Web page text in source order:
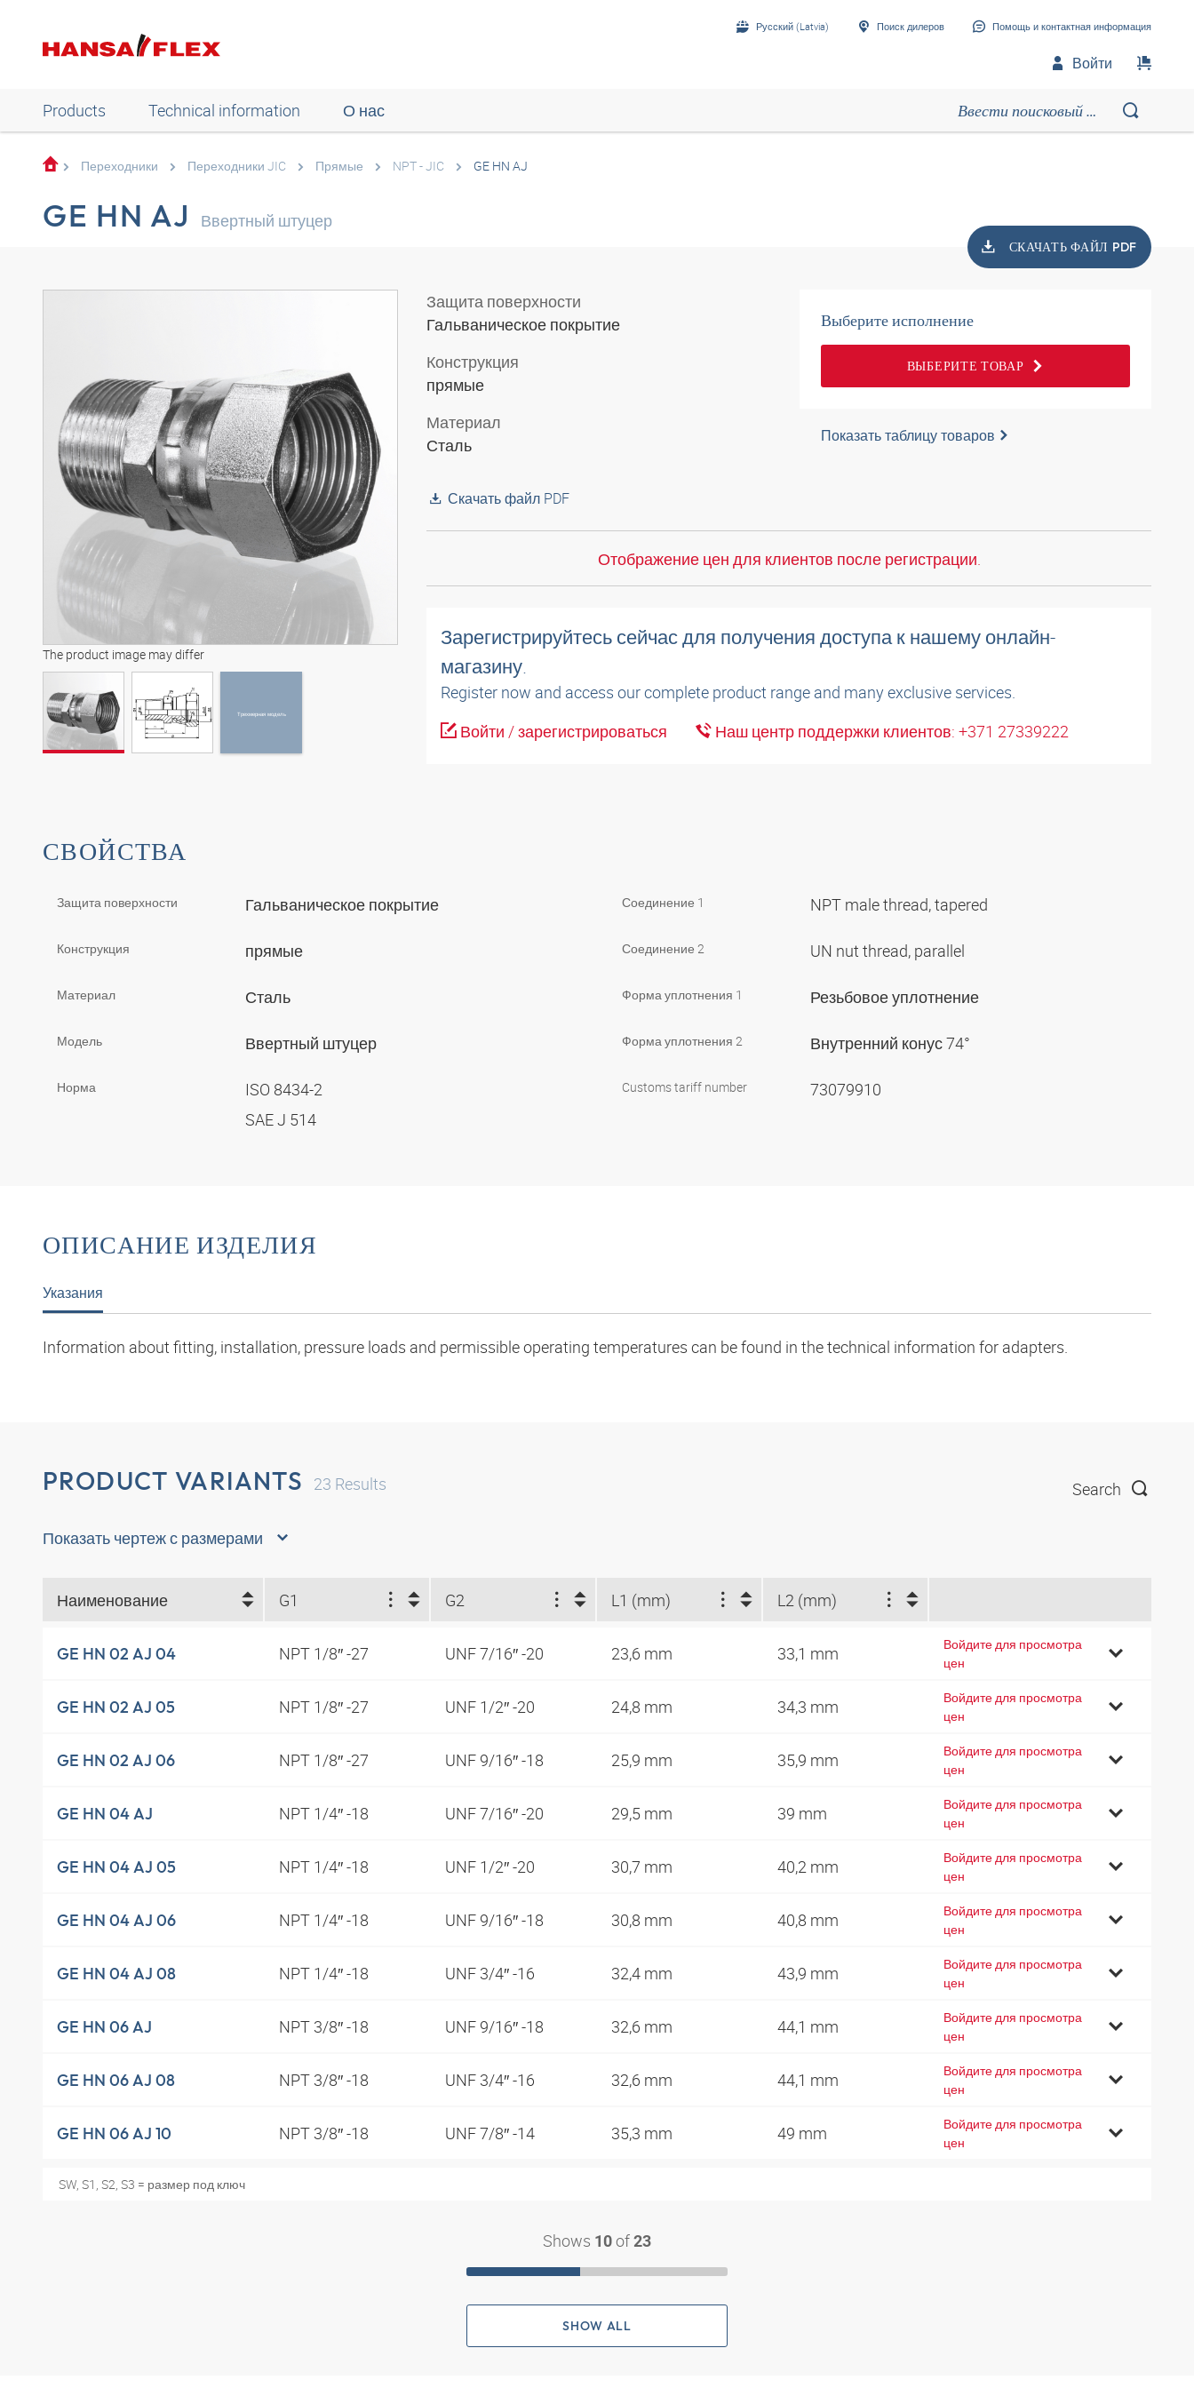
Русский (Latvia) Поиск дилеров Помощь и контактная информация
Войти
Products Technical information О нас
Переходники Переходники JIC Прямые NPT - JIC GE HN AJ
GE HN AJ Ввертный штуцер
СКАЧАТЬ ФАЙЛ PDF
The product image may differ
Трехмерная модель
Трехмерная модель
Защита поверхности
Гальваническое покрытие
Конструкция
прямые
Материал
Сталь
Скачать файл PDF
Выберите исполнение
ВЫБЕРИТЕ ТОВАР
Показать таблицу товаров
Отображение цен для клиентов после регистрации.
Зарегистрируйтесь сейчас для получения доступа к нашему онлайн-
магазину.
Register now and access our complete product range and many exclusive services.
Войти / зарегистрироваться
Наш центр поддержки клиентов: +371 27339222
СВОЙСТВА
Защита поверхности Гальваническое покрытие
Конструкция прямые
Материал Сталь
Модель Ввертный штуцер
Норма
ISO 8434-2
SAE J 514
Соединение 1 NPT male thread, tapered
Соединение 2 UN nut thread, parallel
Форма уплотнения 1 Резьбовое уплотнение
Форма уплотнения 2 Внутренний конус 74°
Customs tariff number 73079910
ОПИСАНИЕ ИЗДЕЛИЯ
Указания
Information about fitting, installation, pressure loads and permissible operating temperatures can be found in the technical information for adapters.
PRODUCT VARIANTS 23 Results Search
Показать чертеж с размерами
Наименование G1 G2 L1 (mm) L2 (mm)
GE HN 02 AJ 04 NPT 1/8″ -27 UNF 7/16″ -20 23,6 mm 33,1 mm
Войдите для просмотра
цен
GE HN 02 AJ 05 NPT 1/8″ -27 UNF 1/2″ -20 24,8 mm 34,3 mm
Войдите для просмотра
цен
GE HN 02 AJ 06 NPT 1/8″ -27 UNF 9/16″ -18 25,9 mm 35,9 mm
Войдите для просмотра
цен
GE HN 04 AJ NPT 1/4″ -18 UNF 7/16″ -20 29,5 mm 39 mm
Войдите для просмотра
цен
GE HN 04 AJ 05 NPT 1/4″ -18 UNF 1/2″ -20 30,7 mm 40,2 mm
Войдите для просмотра
цен
GE HN 04 AJ 06 NPT 1/4″ -18 UNF 9/16″ -18 30,8 mm 40,8 mm
Войдите для просмотра
цен
GE HN 04 AJ 08 NPT 1/4″ -18 UNF 3/4″ -16 32,4 mm 43,9 mm
Войдите для просмотра
цен
GE HN 06 AJ NPT 3/8″ -18 UNF 9/16″ -18 32,6 mm 44,1 mm
Войдите для просмотра
цен
GE HN 06 AJ 08 NPT 3/8″ -18 UNF 3/4″ -16 32,6 mm 44,1 mm
Войдите для просмотра
цен
GE HN 06 AJ 10 NPT 3/8″ -18 UNF 7/8″ -14 35,3 mm 49 mm
Войдите для просмотра
цен
SW, S1, S2, S3 = размер под ключ
Shows 10 of 23
SHOW ALL